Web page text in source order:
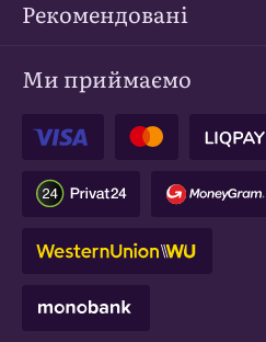
Рекомендовані
Ми приймаємо